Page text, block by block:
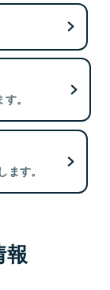
。
す。
報